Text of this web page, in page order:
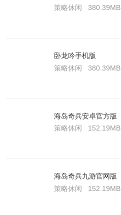
策略休闲
380.39MB
卧龙吟手机版
策略休闲
380.39MB
海岛奇兵安卓官方版
策略休闲
152.19MB
海岛奇兵九游官网版
策略休闲
152.19MB